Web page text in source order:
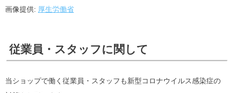
画像提供: 厚生労働省
従業員・スタッフに関して
当ショップで働く従業員・スタッフも新型コロナウイルス感染症の